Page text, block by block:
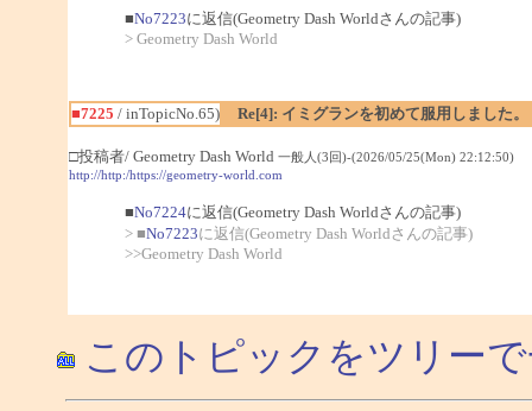
■No7223に返信(Geometry Dash Worldさんの記事)
> Geometry Dash World
■7225 / inTopicNo.65) Re[4]: イミグランを初めて服用しました。
□投稿者/ Geometry Dash World 一般人(3回)-(2026/05/25(Mon) 22:12:50)
http://http:/https://geometry-world.com
■No7224に返信(Geometry Dash Worldさんの記事)
> ■No7223に返信(Geometry Dash Worldさんの記事)
>>Geometry Dash World
このトピックをツリー